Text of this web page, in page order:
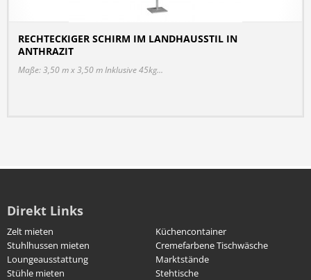
RECHTECKIGER SCHIRM IM LANDHAUSSTIL IN
ANTHRAZIT
Maße: 3,50 m x 3,50 m Inklusive 45kg...
Direkt Links
Zelt mieten
Küchencontainer
Stuhlhussen mieten
Cremefarbene Tischwäsche
Loungeausstattung
Marktstände
Stühle mieten
Stehtische